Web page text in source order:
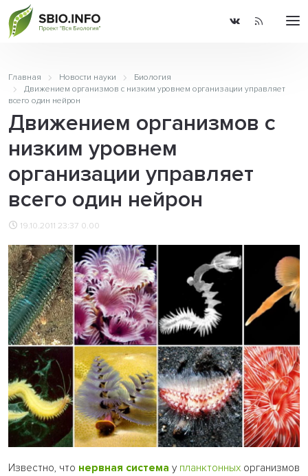
Главная Новости науки
Биология
Движением организмов с низким уровнем организации управляет
всего один нейрон
Движением организмов с
низким уровнем
организации управляет
всего один нейрон
19.10.2011 23:37 0.00
Известно, что нервная система у планктонных организмов